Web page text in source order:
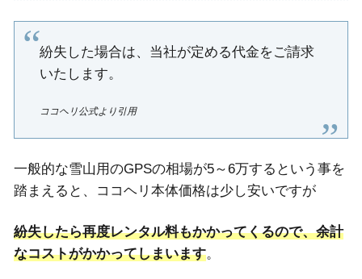
紛失した場合は、当社が定める代金をご請求
いたします。
ココヘリ公式より引用
一般的な雪山用のGPSの相場が5～6万するという事を
踏まえると、ココヘリ本体価格は少し安いですが
紛失したら再度レンタル料もかかってくるので、余計
なコストがかかってしまいます。